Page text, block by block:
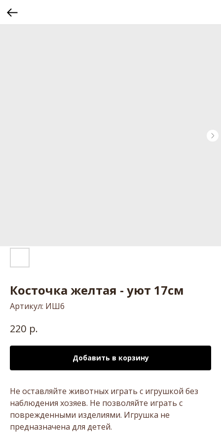
Косточка желтая - уют 17см
Артикул: ИШ6
220 р.
Добавить в корзину
Не оставляйте животных играть с игрушкой без
наблюдения хозяев. Не позволяйте играть с
поврежденными изделиями. Игрушка не
предназначена для детей.